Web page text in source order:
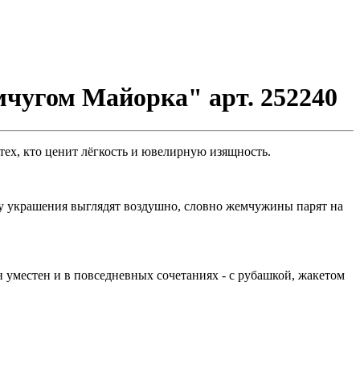
Майорка" арт. 252240
кто ценит лёгкость и ювелирную изящность.
выглядят воздушно, словно жемчужины парят на
и в повседневных сочетаниях - с рубашкой, жакетом